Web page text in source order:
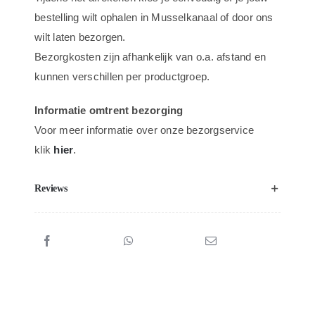
bestelling wilt ophalen in Musselkanaal of door ons
wilt laten bezorgen.
Bezorgkosten zijn afhankelijk van o.a. afstand en
kunnen verschillen per productgroep.
Informatie omtrent bezorging
Voor meer informatie over onze bezorgservice
klik hier.
Reviews